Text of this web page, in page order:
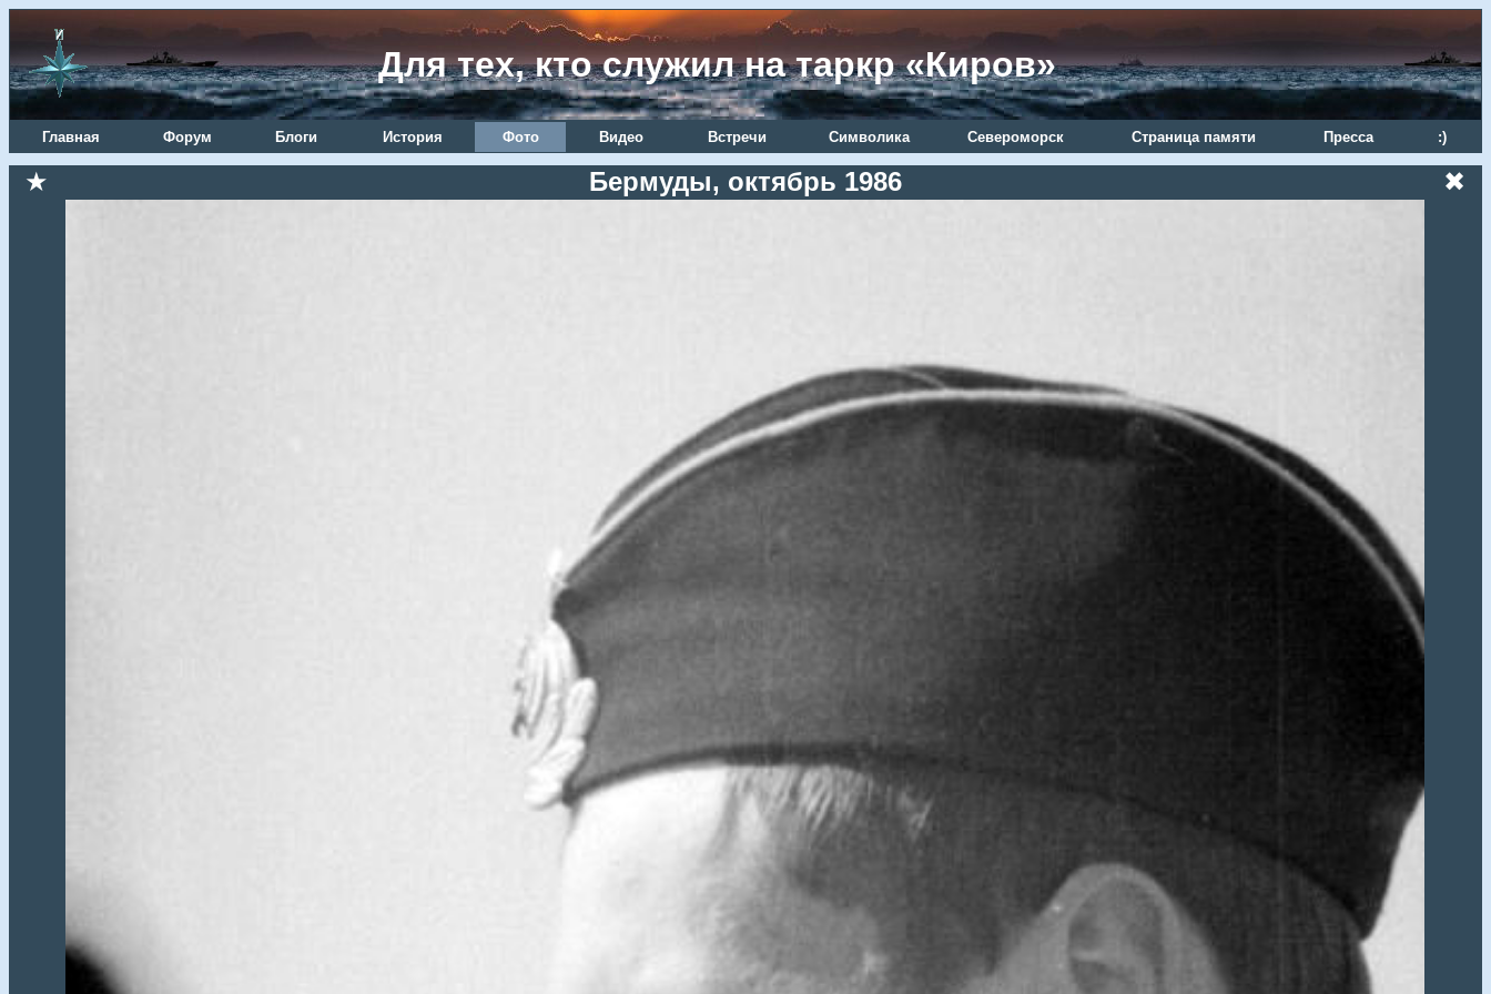
Для тех, кто служил на таркр «Киров»
Главная Форум Блоги История Фото Видео Встречи Символика Североморск Страница памяти Пресса :)
★ Бермуды, октябрь 1986 ✖